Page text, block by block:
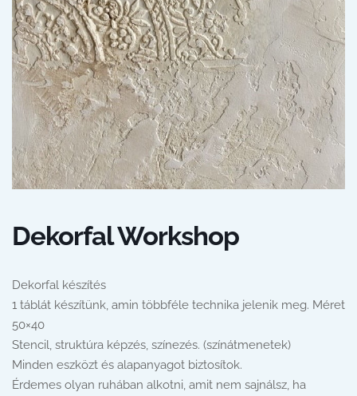
Dekorfal Workshop
Dekorfal készítés
1 táblát készítünk, amin többféle technika jelenik meg. Méret
50×40
Stencil, struktúra képzés, színezés. (színátmenetek)
Minden eszközt és alapanyagot biztosítok.
Érdemes olyan ruhában alkotni, amit nem sajnálsz, ha